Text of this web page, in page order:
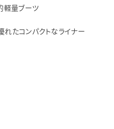
軽量ブーツ
れたコンパクトなライナー